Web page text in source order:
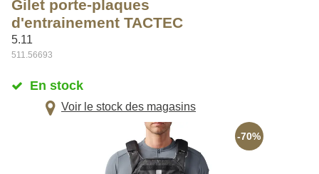
Gilet porte-plaques
d'entrainement TACTEC
5.11
511.56693
En stock
Voir le stock des magasins
-70%